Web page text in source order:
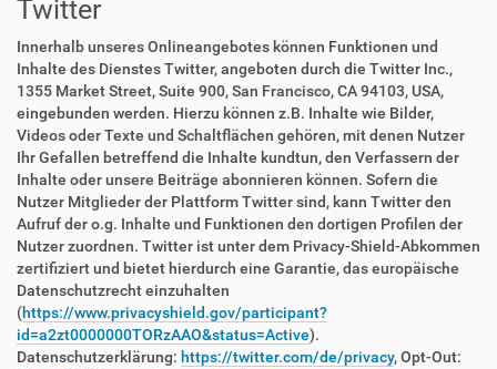
Twitter
Innerhalb unseres Onlineangebotes können Funktionen und
Inhalte des Dienstes Twitter, angeboten durch die Twitter Inc.,
1355 Market Street, Suite 900, San Francisco, CA 94103, USA,
eingebunden werden. Hierzu können z.B. Inhalte wie Bilder,
Videos oder Texte und Schaltflächen gehören, mit denen Nutzer
Ihr Gefallen betreffend die Inhalte kundtun, den Verfassern der
Inhalte oder unsere Beiträge abonnieren können. Sofern die
Nutzer Mitglieder der Plattform Twitter sind, kann Twitter den
Aufruf der o.g. Inhalte und Funktionen den dortigen Profilen der
Nutzer zuordnen. Twitter ist unter dem Privacy-Shield-Abkommen
zertifiziert und bietet hierdurch eine Garantie, das europäische
Datenschutzrecht einzuhalten
(https://www.privacyshield.gov/participant?
id=a2zt0000000TORzAAO&status=Active).
Datenschutzerklärung: https://twitter.com/de/privacy, Opt-Out: